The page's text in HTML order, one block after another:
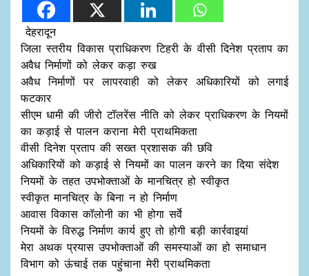
देहरादून
जिला स्तरीय विकास प्राधिकरण टिहरी के वीसी दिनेश प्रताप का
अवैध निर्माणों को लेकर कड़ा रुख
अवैध निर्माणों पर लापरवाही को लेकर अधिकारियों को लगाई
फटकार
सीएम धामी की जीरो टॉलरेंस नीति को लेकर प्राधिकरण के नियमों
का कड़ाई से पालन कराना मेरी प्राथमिकता
वीसी दिनेश प्रताप की सख्त प्रशासक की छवि
अधिकारियों को कड़ाई से नियमों का पालन करने का दिया संदेश
नियमों के तहत उपभोक्ताओं के मानचित्र हो स्वीकृत
स्वीकृत मानचित्र के बिना न हो निर्माण
आवास विकास कॉलोनी का भी होगा सर्वे
नियमों के विरुद्ध निर्माण कार्य हुए तो होगी बड़ी कार्रवाइयां
मेरा अथक प्रयास उपभोक्ताओं की समस्याओं का हो समाधान
विभाग को ऊंचाई तक पहुंचाना मेरी प्राथमिकता